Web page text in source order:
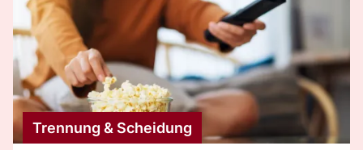
Trennung & Scheidung